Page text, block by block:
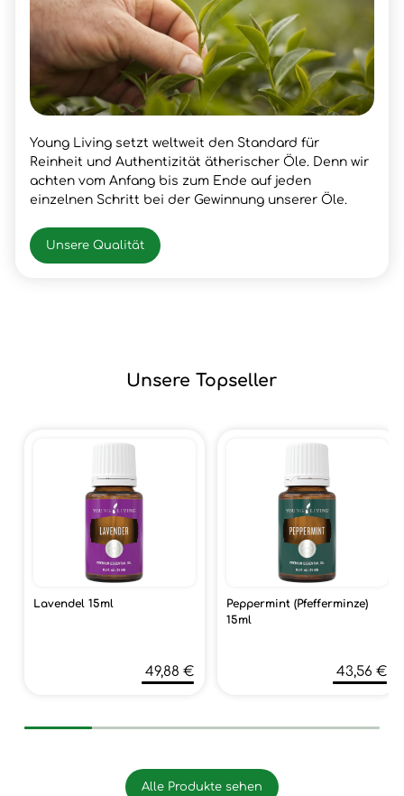
Young Living setzt weltweit den Standard für
Reinheit und Authentizität ätherischer Öle. Denn wir
achten vom Anfang bis zum Ende auf jeden
einzelnen Schritt bei der Gewinnung unserer Öle.
Unsere Qualität
Unsere Topseller
Lavendel 15ml
49,88 €
Peppermint (Pfefferminze)
15ml
43,56 €
Alle Produkte sehen